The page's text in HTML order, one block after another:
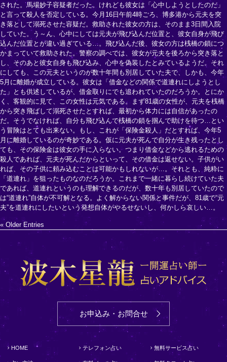
された。馬場妙子容疑者だった。けれども彼女は「心中しようとしたのだ」
と言って殺人を否定している。今月16日午前4時ごろ、博多港から元夫を突
き落として溺死させた容疑だ。救助された彼女の方は、そのまま3日間入院
していた。う～ん、心中にしては元夫が飛び込んだ位置と、彼女自身が飛び
込んだ位置とが違い過ぎている…。飛び込んだ後、彼女の方は桟橋の鎖につ
かまっていて救助された。警察の調べでは、彼女が元夫を後ろから突き落と
し、そのあと彼女自身も飛び込み、心中を偽装したとみているようだ。それ
にしても、この元夫というのが数十年間も別居していた夫で、しかも、今年
5月に離婚が成立している。彼女は「借金などの関係で道連れにしようとし
た」とも供述しているが、借金取りにでも追われていたのだろうか。とにか
く、客観的に見て、この女性は元気である。まず81歳の女性が、元夫を桟橋
から突き飛ばして溺死させたとすれば、最初から体力には自信があったの
だ。そうでなければ、自分も飛び込んで桟橋の鎖を掴んで助けを待つ…とい
う冒険はとても出来ない。もし、これが「保険金殺人」だとすれば、今年5
月に離婚しているのが奇妙である。仮に元夫が死んで自分が生き残ったとし
ても、その保険金は彼女の手に入らない。つまり借金などから逃れるための
殺人であれば、元夫が死んだからといって、その借金は返せない。子供がい
れば、その子供に頼み込むことは可能かもしれないが…。それとも、純粋に
「道連れ」を狙ったものなのだろうか。これまで一緒に暮らし続けていた夫
であれば、道連れというのも理解できるのだが、数十年も別居していたので
は“道連れ”自体が不可解となる。よく解からない関係と事件だが、81歳で“元
夫”を道連れにしたいという発想自体がやるせないし、何かしら哀しい…。
« Older Entries
お申込み・お問合せ
HOME テレフォン占い 無料サービス占い